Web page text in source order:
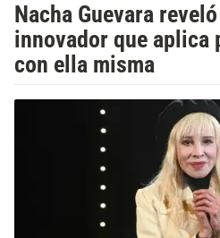
Nacha Guevara
innovador que aplica
con ella misma